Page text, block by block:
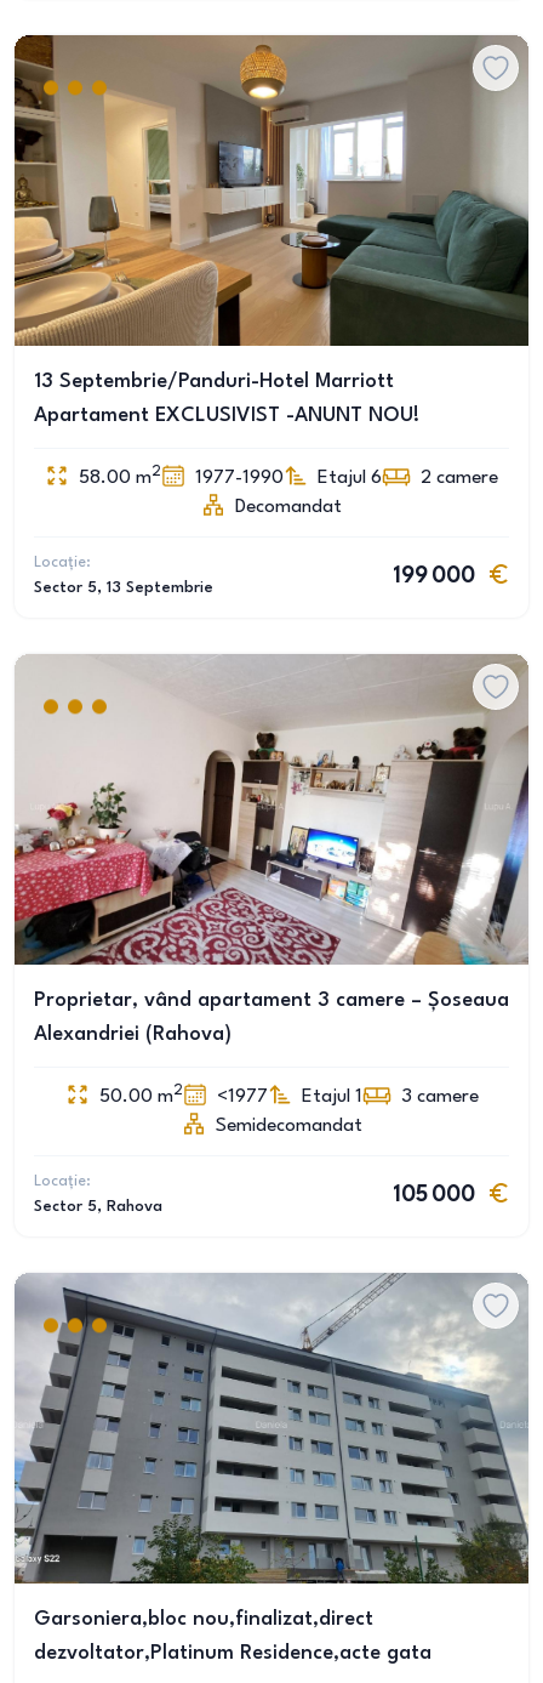
13 Septembrie/Panduri-Hotel Marriott
Apartament EXCLUSIVIST -ANUNT NOU!
58.00 m2 1977-1990 Etajul 6 2 camere
Decomandat
Locație:
Sector 5, 13 Septembrie
199 000
Proprietar, vând apartament 3 camere – Șoseaua
Alexandriei (Rahova)
50.00 m2 <1977 Etajul 1 3 camere
Semidecomandat
Locație:
Sector 5, Rahova
105 000
Garsoniera,bloc nou,finalizat,direct
dezvoltator,Platinum Residence,acte gata